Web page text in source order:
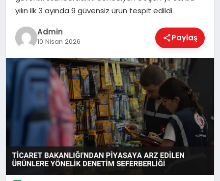
EKONOMI
MAGAZIN
SAĞLIK
SPOR
TEKNOLOJI
yılın ilk 3 ayında 9 güvensiz ürün tespit edildi.
Admin
10 Nisan 2026 Paylaş